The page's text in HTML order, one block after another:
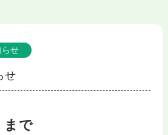
せ
せ
まで